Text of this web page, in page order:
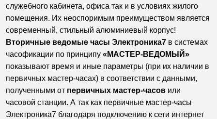
служебного кабинета, офиса так и в условиях жилого
помещения. Их неоспоримым преимуществом является
современный, стильный алюминиевый корпус!
Вторичные ведомые часы Электроника7 в системах
часофикации по принципу «МАСТЕР-ВЕДОМЫЙ»
показывают время и иные параметры (при их наличии в
первичных мастер-часах) в соответствии с данными,
полученными от первичных мастер-часов или
часовой станции. А так как первичные мастер-часы
Электроника7 благодаря подключению к сети интернет